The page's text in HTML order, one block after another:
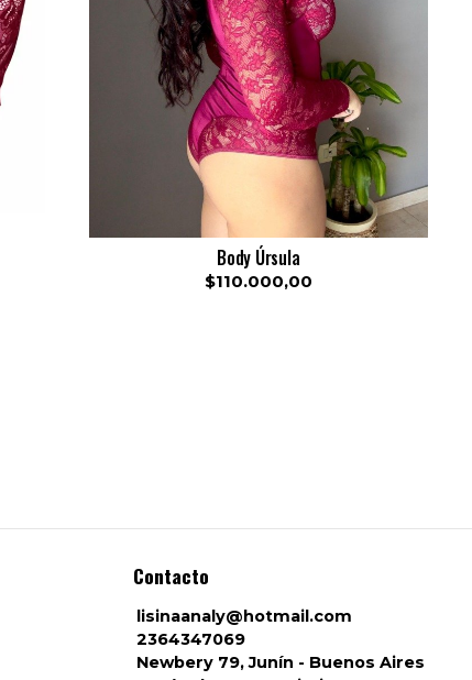
Body Úrsula
$110.000,00
Contacto
lisinaanaly@hotmail.com
2364347069
Newbery 79, Junín - Buenos Aires